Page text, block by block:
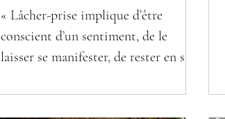
« Lâcher-prise implique d’être
conscient d’un sentiment, de le
laisser se manifester, de rester en sa
cours sans vouloir le modifier ou